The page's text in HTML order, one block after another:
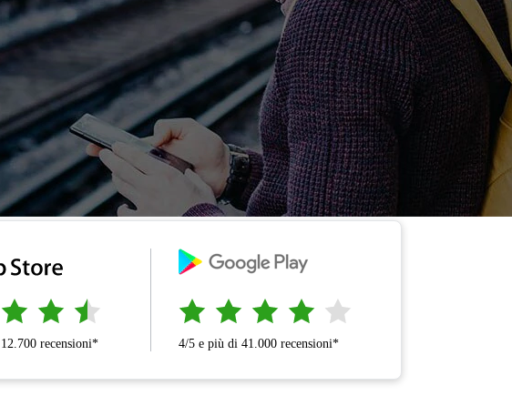
recensioni* 4/5 e più di 41.000 recensioni*